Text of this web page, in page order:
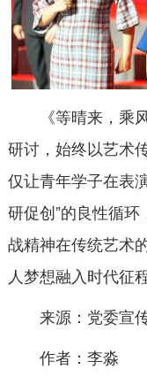
《等晴来，乘
研讨，始终以艺术
仅让青年学子在表
研促创”的良性循
战精神在传统艺术
人梦想融入时代征
来源：党委宣
作者：李淼